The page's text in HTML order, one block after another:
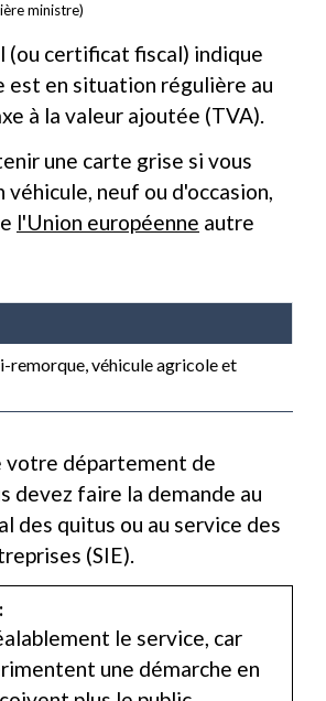
ministre)
(ou certificat fiscal) indique
est en situation régulière au
à la valeur ajoutée (TVA).
une carte grise si vous
véhicule, neuf ou d'occasion,
l'Union européenne autre
remorque, véhicule agricole et
votre département de
devez faire la demande au
des quitus ou au service des
(SIE).
le service, car
une démarche en